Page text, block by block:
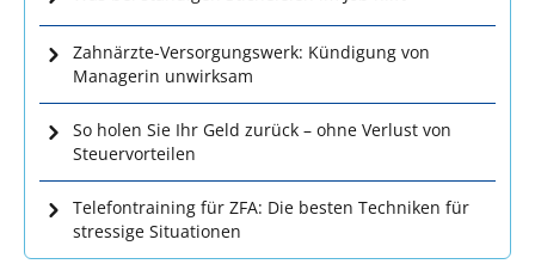
Zahnärzte-Versorgungswerk: Kündigung von
Managerin unwirksam
So holen Sie Ihr Geld zurück – ohne Verlust von
Steuervorteilen
Telefontraining für ZFA: Die besten Techniken für
stressige Situationen